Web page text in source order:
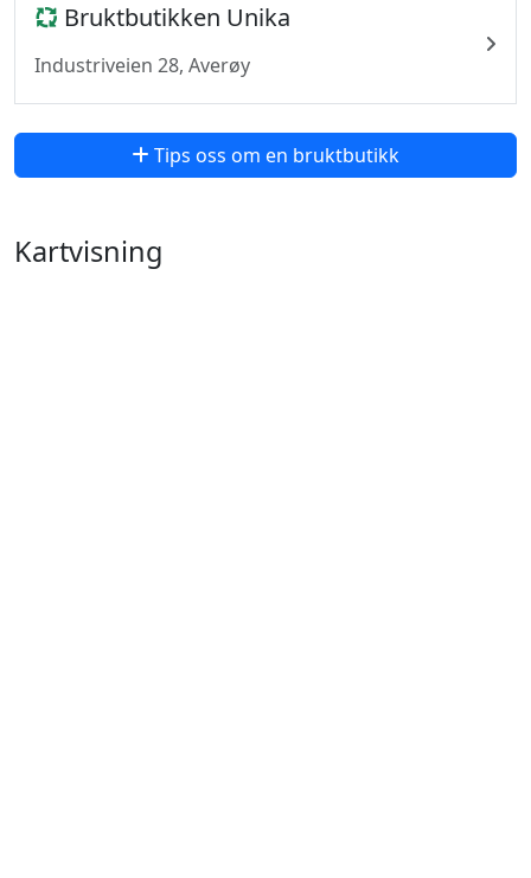
Bruktbutikken Unika
Industriveien 28, Averøy
Tips oss om en bruktbutikk
Kartvisning